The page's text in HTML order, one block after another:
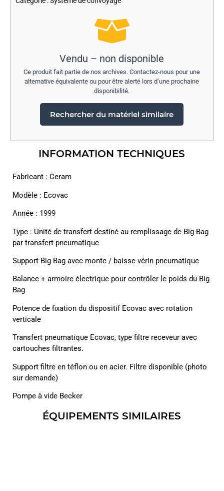
Vendu – non disponible
Ce produit fait partie de nos archives. Contactez-nous pour une
alternative équivalente ou pour être alerté lors d’une prochaine
disponibilité.
Rechercher du matériel similaire
INFORMATION TECHNIQUES
Fabricant : Ceram
Modèle : Ecovac
Année : 1999
Type : Unité de transfert destiné au remplissage de Big-Bag
par transfert pneumatique
Support Big-Bag avec monte / baisse vérin pneumatique
Balance + armoire électrique pour contrôler le poids du Big
Bag
Potence de fixation du dispositif Ecovac avec rotation
verticale
Transfert pneumatique Ecovac, type filtre receveur avec
cartouches filtrantes.
Support filtre en téflon ou en acier. Filtre disponible (photo
sur demande)
Pompe à vide Becker
ÉQUIPEMENTS SIMILAIRES